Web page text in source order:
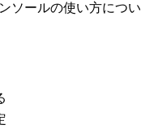
ソールの使い方につい